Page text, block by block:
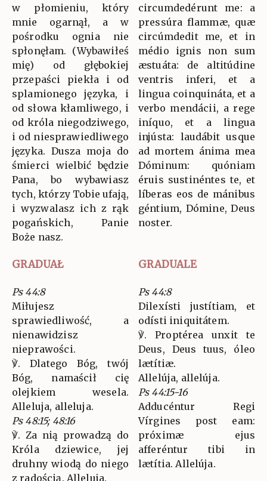
w płomieniu, który
mnie ogarnął, a w
pośrodku ognia nie
spłonęłam. (Wybawiłeś
mię) od głębokiej
przepaści piekła i od
splamionego języka, i
od słowa kłamliwego, i
od króla niegodziwego,
i od niesprawiedliwego
języka. Dusza moja do
śmierci wielbić będzie
Pana, bo wybawiasz
tych, którzy Tobie ufają,
i wyzwalasz ich z rąk
pogańskich, Panie
Boże nasz.
circumdedérunt me: a
pressúra flammæ, quæ
circúmdedit me, et in
médio ignis non sum
æstuáta: de altitúdine
ventris inferi, et a
lingua coinquináta, et a
verbo mendácii, a rege
iníquo, et a lingua
injústa: laudábit usque
ad mortem ánima mea
Dóminum: quóniam
éruis sustinéntes te, et
líberas eos de mánibus
géntium, Dómine, Deus
noster.
GRADUAŁ GRADUALE
Ps 44:8
Miłujesz
sprawiedliwość, a
nienawidzisz
nieprawości.
℣. Dlatego Bóg, twój
Bóg, namaścił cię
olejkiem wesela.
Alleluja, alleluja.
Ps 48:15; 48:16
℣. Za nią prowadzą do
Króla dziewice, jej
druhny wiodą do niego
z radością. Alleluja.
Ps 44:8
Dilexísti justítiam, et
odísti iniquitátem.
℣. Proptérea unxit te
Deus, Deus tuus, óleo
lætítiæ.
Allelúja, allelúja.
Ps 44:15-16
Adducéntur Regi
Vírgines post eam:
próximæ ejus
afferéntur tibi in
lætítia. Allelúja.